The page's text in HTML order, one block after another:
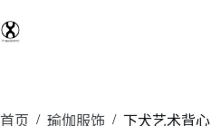
首页 / 瑜伽服饰 / 下犬艺术背心